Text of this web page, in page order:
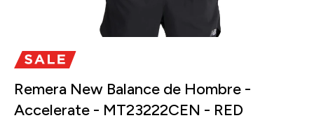
Remera New Balance de Hombre -
Accelerate - MT23222CEN - RED